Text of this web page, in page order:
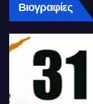
Βιογραφίες